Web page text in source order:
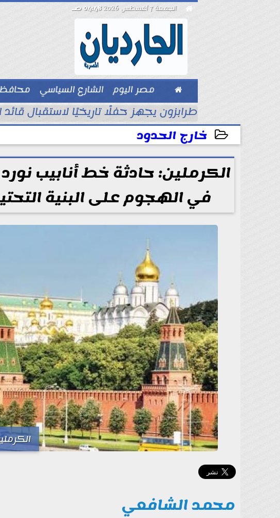
 الجمعة 7 أغسطس 2026 04:48 صـ
 مصر اليوم الشارع السياسي
بيزنس
طرابزون يجهز حفلًا تاريخيًا لاستقبال
خارج الحدود
2026-07-03 14:07:14
الكرملين: حادثة خط أنابيب
في الهجوم على البنية
محمد الشافعي